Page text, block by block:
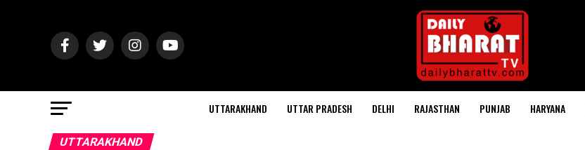
UTTARAKHAND UTTAR PRADESH DELHI RAJASTHAN PUNJAB HARYANA
UTTARAKHAND